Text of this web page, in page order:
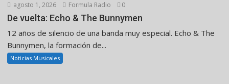
agosto 1, 2026 Formula Radio 0
De vuelta: Echo & The Bunnymen
12 años de silencio de una banda muy especial. Echo & The
Bunnymen, la formación de...
Noticias Musicales